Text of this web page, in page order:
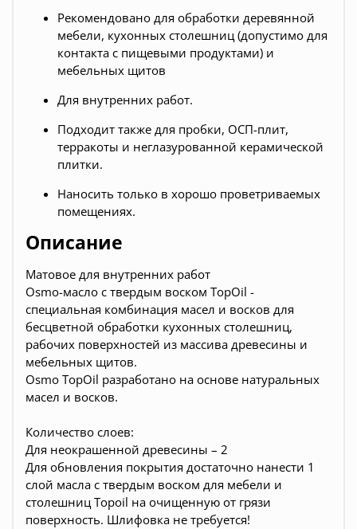
Рекомендовано для обработки деревянной
мебели, кухонных столешниц (допустимо для
контакта с пищевыми продуктами) и
мебельных щитов
Для внутренних работ.
Подходит также для пробки, ОСП-плит,
терракоты и неглазурованной керамической
плитки.
Наносить только в хорошо проветриваемых
помещениях.
Описание
Матовое для внутренних работ
Osmo-масло с твердым воском TopOil -
специальная комбинация масел и восков для
бесцветной обработки кухонных столешниц,
рабочих поверхностей из массива древесины и
мебельных щитов.
Osmo TopOil разработано на основе натуральных
масел и восков.
Количество слоев:
Для неокрашенной древесины – 2
Для обновления покрытия достаточно нанести 1
слой масла с твердым воском для мебели и
столешниц Topoil на очищенную от грязи
поверхность. Шлифовка не требуется!